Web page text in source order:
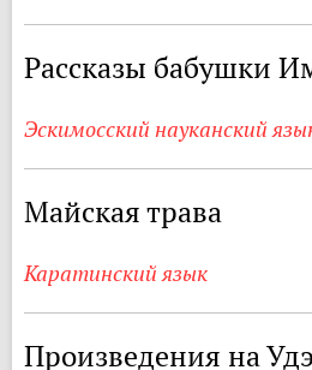
Рассказы бабушки
Эскимосский науканский
Майская трава
Каратинский язык
Произведения на